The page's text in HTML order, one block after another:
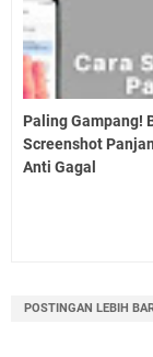
Paling Gampang!
Screenshot
Anti Gagal
POSTINGAN LEBIH